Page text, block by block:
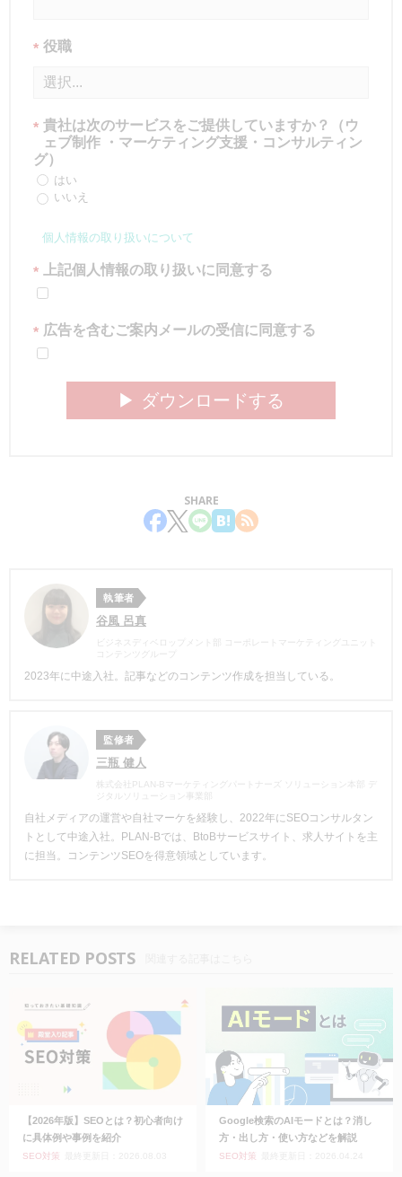
* 役職
* 貴社は次のサービスをご提供していますか？（ウ
ェブ制作 ・マーケティング支援・コンサルティン
グ）
はい
いいえ
個人情報の取り扱いについて
* 上記個人情報の取り扱いに同意する
* 広告を含むご案内メールの受信に同意する
▶︎ ダウンロードする
SHARE
執筆者
谷風 呂真
ビジネスディベロップメント部 コーポレートマーケティングユニット
コンテンツグループ
2023年に中途入社。記事などのコンテンツ作成を担当している。
監修者
三瓶 健人
株式会社PLAN-Bマーケティングパートナーズ ソリューション本部 デ
ジタルソリューション事業部
自社メディアの運営や自社マーケを経験し、2022年にSEOコンサルタン
トとして中途入社。PLAN-Bでは、BtoBサービスサイト、求人サイトを主
に担当。コンテンツSEOを得意領域としています。
RELATED POSTS
【2026年版】SEOとは？初心者向け
に具体例や事例を紹介
SEO対策
Google検索のAIモードとは？消し
方・出し方・使い方などを解説
SEO対策